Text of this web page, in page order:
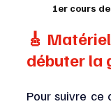
1er cours
🎸
débuter la
Pour suivre ce